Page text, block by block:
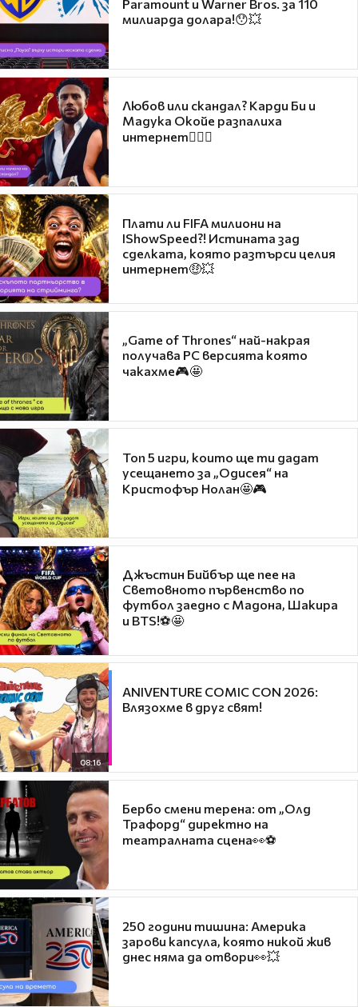
Paramount и Warner Bros. за 110
милиарда долара!😯💥
Любов или скандал? Карди Би и
Мадука Окойе разпалиха
интернет❤️‍🔥🔥
Плати ли FIFA милиони на
IShowSpeed?! Истината зад
сделката, която разтърси целия
интернет🤑💥
„Game of Thrones“ най-накрая
получава PC версията която
чакахме🎮🤩
Топ 5 игри, които ще ти дадат
усещането за „Одисея“ на
Кристофър Нолан🤩🎮
Джъстин Бийбър ще пее на
Световното първенство по
футбол заедно с Мадона, Шакира
и BTS!⚽🤩
08:16
ANIVENTURE COMIC CON 2026:
Влязохме в друг свят!
Бербо смени терена: от „Олд
Трафорд“ директно на
театралната сцена👀⚽
250 години тишина: Америка
зарови капсула, която никой жив
днес няма да отвори👀💥